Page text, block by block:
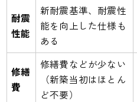
耐震
性能
新耐震基準、耐震性
能を向上した仕様も
ある
修繕
費
修繕費などが少ない
（新築当初はほとん
ど不要）